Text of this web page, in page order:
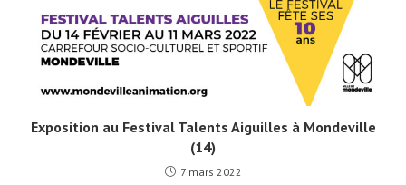
Exposition au Festival Talents Aiguilles à Mondeville
(14)
7 mars 2022